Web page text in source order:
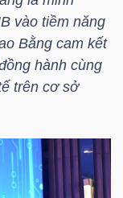
vào tiềm năng
Bằng cam kết
hành cùng
trên cơ sở